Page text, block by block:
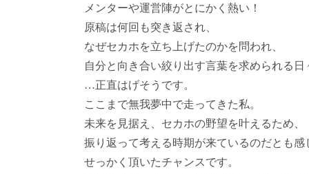
メンターや運営陣がとにかく熱い！
原稿は何回も突き返され、
なぜセカホを立ち上げたのかを問われ、
自分と向き合い絞り出す言葉を求められる日
…正直はげそうです。
ここまで無我夢中で走ってきた私。
未来を見据え、セカホの野望を叶えるため、
振り返って考える時期が来ているのだとも感
せっかく頂いたチャンスです。